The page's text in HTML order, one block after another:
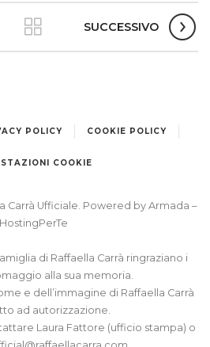
SUCCESSIVO
POLICY COOKIE POLICY
COOKIE
Carrà Ufficiale. Powered by Armada –
HostingPerTe
di Raffaella Carrà ringraziano i
alla sua memoria.
e dell’immagine di Raffaella Carrà
ad autorizzazione.
Laura Fattore (ufficio stampa) o